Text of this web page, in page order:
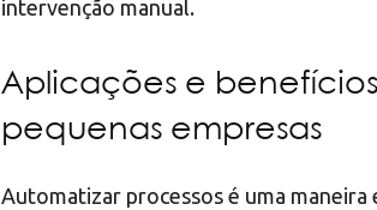
intervenção manual.
Aplicações e
pequenas empresas
Automatizar processos é uma